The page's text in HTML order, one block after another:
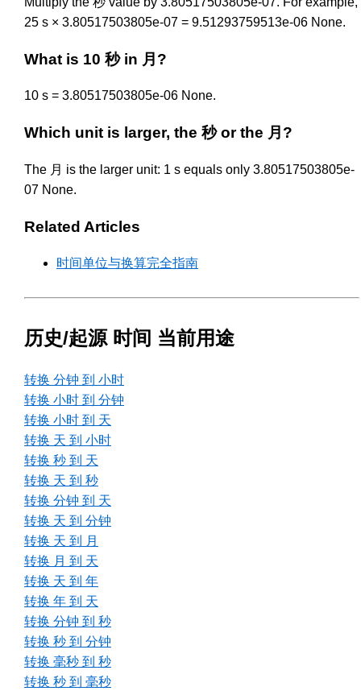
25 s × 3.80517503805e-07 = 9.51293759513e-06 None.
What is 10 秒 in 月?
10 s = 3.80517503805e-06 None.
Which unit is larger, the 秒 or the 月?
The 月 is the larger unit: 1 s equals only 3.80517503805e-
07 None.
Related Articles
时间单位与换算完全指南
历史/起源 时间 当前用途
转换 分钟 到 小时
转换 小时 到 分钟
转换 小时 到 天
转换 天 到 小时
转换 秒 到 天
转换 天 到 秒
转换 分钟 到 天
转换 天 到 分钟
转换 天 到 月
转换 月 到 天
转换 天 到 年
转换 年 到 天
转换 分钟 到 秒
转换 秒 到 分钟
转换 毫秒 到 秒
转换 秒 到 毫秒